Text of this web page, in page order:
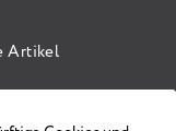
sich zu
nach
Artikel